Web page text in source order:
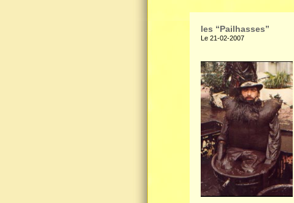
les “Pailhasses”
Le 21-02-2007